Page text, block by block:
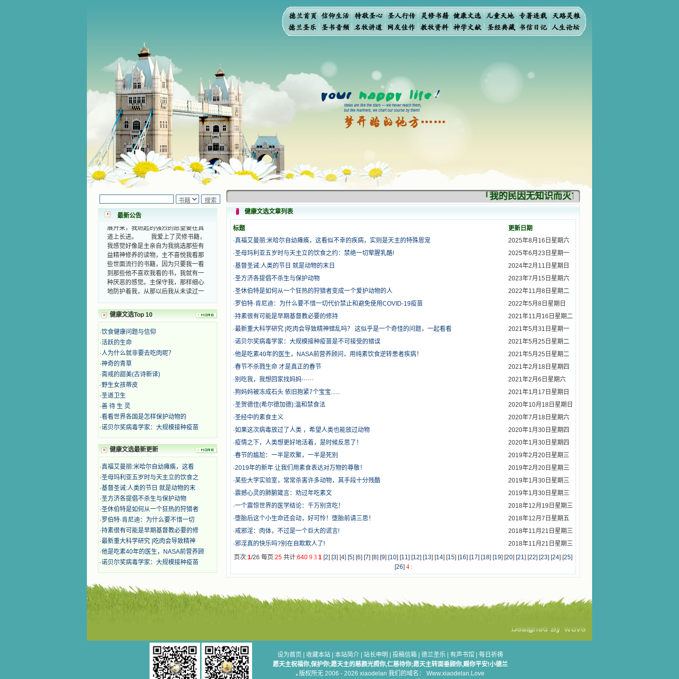
最新公告
小德兰爱心书屋最新公告 有一天，我
做了一个奇怪的梦，至今让我难忘。
梦中，我看到一本打开的用石头做的
书，我用舌头去舔它，觉得有一种甜
味，我就更用力去舔，最后从这本书
里流出活水来了。从那以后，一种想
要了解、学习的迫切渴求在我心里扩
展开来，我燃起的强烈的愿望要在真
道上长进。 我爱上了灵修书籍，
我感觉好像是主亲自为我挑选那些有
益精神修养的读物，主不喜悦我看那
些世面流行的书籍，因为只要我一看
到那些他不喜欢我看的书，我就有一
种厌恶的感觉。主保守我，那样细心
地防护着我，从那以后我从未读过一
我的脑子里。读这些圣书时，我思潮
这些圣人们如何在与主的交往中得到
灵命的更新，德行的馨香如何上达天
庭。啊，在这世上曾住过那么多热心
的圣人，为了传播福音，他们告别亲
人，舍下了他们手中的一切，轻快地
踏上了异国他乡，到没有人知道真神
的世界里去。啊，若不是主的引领，
我可能到死还不认识他们呢！ 我
的心灵从主给我的这些圣人的言行中
选取了最美的色彩；当他们的一生在
我面前展开时，我是多么的惊奇、兴
迫、凌辱，为将福音广传而被人追杀
时，我为他们的在天之灵祈祷，我哭
哀号。我一遍遍地重读那一行行被我
的斑斑泪痕弄得模糊不清的字句，那
些被主的爱火所燃烧而离开家乡来到
中国的传教士，我多么爱你们啊！我
心中流淌着多少感激的泪水。 他
们受苦却觉得喜乐，因为他们爱主，
的事。他们受苦时仍在唱着感谢的
歌，因他们无法不称颂主，因主使他
们的心灵洋溢了快乐；他们激发了我
内心神圣的热情，在我的心灵深处燃
读，一面想过着他们这样圣善的生
活，也立志不在这虚幻的尘世中寻求
安慰。我一读就是几个钟头，累了就
和他们一起赞颂吾主，想到那使我欣
喜欢乐的甜蜜的相会，这世界对于我
一点吸引力都没有了。 从这些书
籍里，我认识了许多爱主的人，他们
健康文选Top 10
·饮食健康问题与信仰
·活跃的生命
·人为什么就非要去吃肉呢？
·神奇的青草
·斋戒的甜美(古诗新译)
·野生女孩蒂皮
·圣道卫生
·善 待 生 灵
·看看世界各国是怎样保护动物的
·诺贝尔奖病毒学家：大规模接种疫苗
健康文选最新更新
·真福艾曼丽:米哈尔自幼瘫痪，这看
·圣母玛利亚五岁时与天主立的饮食之
·基督圣诫:人类的节日 就是动物的末
·圣方济各提倡不杀生与保护动物
·圣休伯特是如何从一个狂热的狩猎者
·罗伯特·肯尼迪：为什么要不惜一切
·持素很有可能是早期基督教必要的修
·最新重大科学研究 |吃肉会导致精神
·他是吃素40年的医生，NASA前营养顾
·诺贝尔奖病毒学家：大规模接种疫苗
「我的民因无知识而灭亡。你弃掉知识，我也必
健康文选文章列表
标题
更新日期
·真福艾曼丽:米哈尔自幼瘫痪，这看似不幸的疾病，实则是天主的特殊恩宠
2025年8月16日星期六
·圣母玛利亚五岁时与天主立的饮食之约：禁绝一切荤腥乳酪!
2025年6月23日星期一
·基督圣诫:人类的节日 就是动物的末日
2024年2月11日星期日
·圣方济各提倡不杀生与保护动物
2023年7月15日星期六
·圣休伯特是如何从一个狂热的狩猎者变成一个爱护动物的人
2022年11月8日星期二
·罗伯特·肯尼迪：为什么要不惜一切代价禁止和避免使用COVID-19疫苗
2022年5月8日星期日
·持素很有可能是早期基督教必要的修持
2021年11月16日星期二
·最新重大科学研究 |吃肉会导致精神错乱吗？ 这似乎是一个奇怪的问题，一起看看
2021年5月31日星期一
·诺贝尔奖病毒学家：大规模接种疫苗是不可接受的错误
2021年5月25日星期二
·他是吃素40年的医生，NASA前营养顾问，用纯素饮食逆转患者疾病！
2021年5月25日星期二
·春节不杀戮生命 才是真正的春节
2021年2月18日星期四
·别吃我，我想回家找妈妈······
2021年2月6日星期六
·狗妈妈被冻成石头 依旧抱紧7个宝宝......
2021年1月17日星期日
·圣贺德佳(希尔德加德):温和禁食法
2020年10月18日星期日
·圣经中的素食主义
2020年7月18日星期六
·如果这次病毒放过了人类 ，希望人类也能放过动物
2020年1月30日星期四
·疫情之下，人类想更好地活着，是时候反思了！
2020年1月30日星期四
·春节的尴尬：一半是欢聚，一半是死别
2019年2月20日星期三
·2019年的新年 让我们用素食表达对万物的尊敬！
2019年2月20日星期三
·某些大学实验室，常常杀害许多动物，其手段十分残酷
2019年1月30日星期三
·震撼心灵的肺腑箴言：劝过年吃素文
2019年1月30日星期三
·一个震惊世界的医学结论：千万别贪吃！
2018年12月19日星期三
·堕胎后这个小生命还会动，好可怜！堕胎前请三思！
2018年12月7日星期五
·戒邪淫：肉体，不过是一个巨大的谎言!
2018年11月21日星期三
·邪淫真的快乐吗?别在自欺欺人了!
2018年11月21日星期三
页次:1/26 每页:25 共计:640 9 3 1 [2] [3] [4] [5] [6] [7] [8] [9] [10] [11] [12] [13] [14] [15] [16] [17] [18] [19] [20] [21] [22] [23] [24] [25]
[26] 4 :
设为首页 收藏本站 本站简介 站长申明 投稿信箱 德兰圣乐 有声书馆
每日祈祷
愿天主祝福你,保护你;愿天主的慈颜光照你,仁慈待你;愿天主转面垂顾你,赐你平安!小德兰
版权所无 2006 - 2026 xiaodelan 我们的域名： Www.xiaodelan.Love